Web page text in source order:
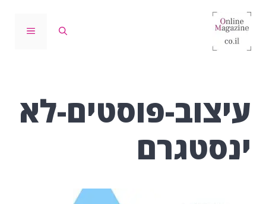
לדלג
לתוכן
תפריט
עיצוב-פוסטים-לא
ינסטגרם